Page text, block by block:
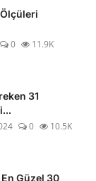
Ölçüleri
0 11.9K
31
0 10.5K
Güzel 30